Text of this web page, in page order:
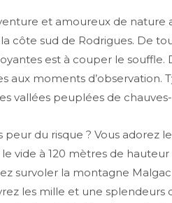
et amoureux de
côte sud de Rodrigues. De
est à couper le souffle.
aux moments d’observation.
vallées peuplées de
peur du risque ? Vous adorez
vide à 120 mètres de
survoler la montagne
les mille et une splendeurs